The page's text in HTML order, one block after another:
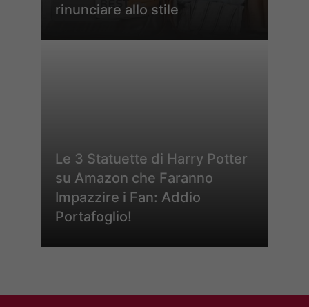
rinunciare allo stile
Le 3 Statuette di Harry Potter
su Amazon che Faranno
Impazzire i Fan: Addio
Portafoglio!